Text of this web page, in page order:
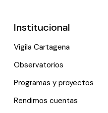
Institucional
Vigila Cartagena
Observatorios
Programas y proyectos
Rendimos cuentas